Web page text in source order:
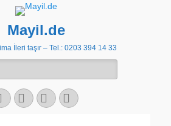
Mayil.de
İleri taşır – Tel.: 0203 394 14 33
E-
Mail
YouTubeInstagram